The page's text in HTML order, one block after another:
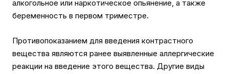
алкогольное или наркотическое опьянение, а также
беременность в первом триместре.
Противопоказанием для введения контрастного
вещества являются ранее выявленные аллергические
реакции на введение этого вещества. Другие виды